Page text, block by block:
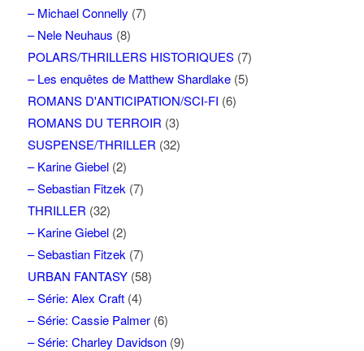
– Michael Connelly (7)
– Nele Neuhaus (8)
POLARS/THRILLERS HISTORIQUES(7)
– Les enquêtes de Matthew Shardlake(5)
ROMANS D'ANTICIPATION/SCI-FI (6)
ROMANS DU TERROIR (3)
SUSPENSE/THRILLER (32)
– Karine Giebel(2)
– Sebastian Fitzek (7)
THRILLER (32)
– Karine Giebel(2)
– Sebastian Fitzek (7)
URBAN FANTASY(58)
– Série: Alex Craft(4)
– Série: Cassie Palmer(6)
– Série: Charley Davidson(9)